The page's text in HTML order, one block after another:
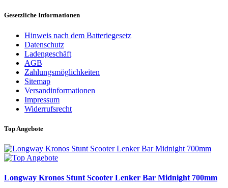
Gesetzliche Informationen
Hinweis nach dem Batteriegesetz
Datenschutz
Ladengeschäft
AGB
Zahlungsmöglichkeiten
Sitemap
Versandinformationen
Impressum
Widerrufsrecht
Top Angebote
Longway Kronos Stunt Scooter Lenker Bar Midnight 700mm